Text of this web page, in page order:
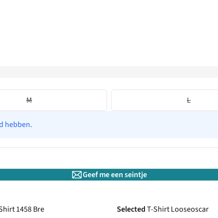
M L
hebben.
Geef me een seintje
1458 Bre SelectedT-Shirt Looseoscar